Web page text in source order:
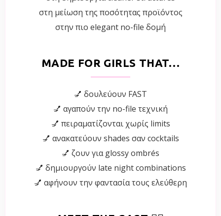
στη μείωση της ποσότητας προϊόντος
στην πιο elegant no-file δομή
MADE FOR GIRLS THAT…
💅 δουλεύουν FAST
💅 αγαπούν την no-file τεχνική
💅 πειραματίζονται χωρίς limits
💅 ανακατεύουν shades σαν cocktails
💅 ζουν για glossy ombrés
💅 δημιουργούν late night combinations
💅 αφήνουν την φαντασία τους ελεύθερη